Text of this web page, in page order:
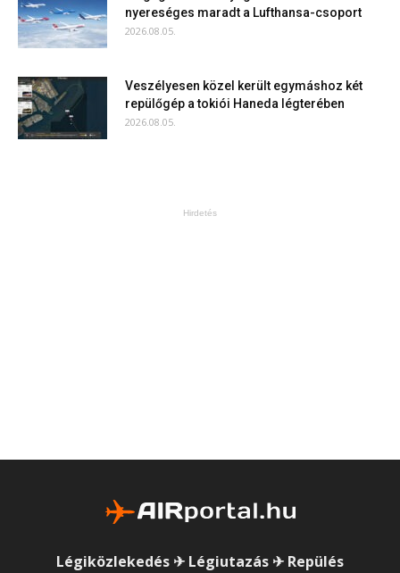
nyereséges maradt a Lufthansa-csoport
2026.08.05.
Veszélyesen közel került egymáshoz két
repülőgép a tokiói Haneda légterében
2026.08.05.
Hirdetés
Légiközlekedés ✈ Légiutazás ✈ Repülés